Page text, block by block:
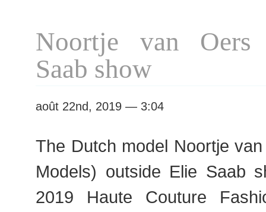
2019
Haute
Noortje van
Saab show
août 22nd, 2019 — 3:04
The Dutch model Noortje
Models) outside Elie Saab
2019 Haute Couture